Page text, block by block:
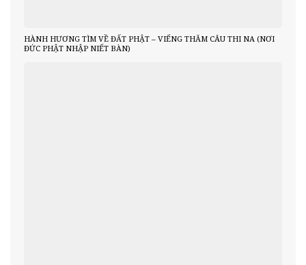
HÀNH HƯƠNG TÌM VỀ ĐẤT PHẬT – VIẾNG THĂM CÂU THI NA (NƠI
ĐỨC PHẬT NHẬP NIẾT BÀN)